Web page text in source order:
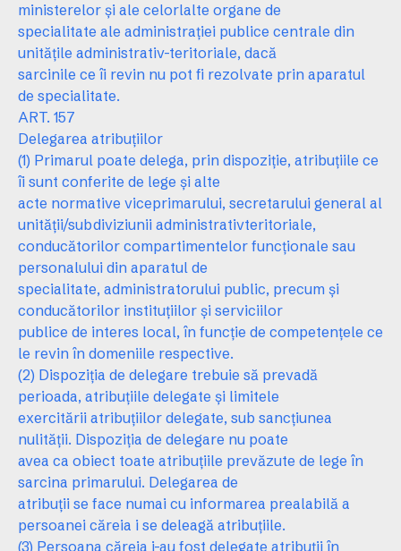
ministerelor şi ale celorlalte organe de
specialitate ale administraţiei publice centrale din
unităţile administrativ-teritoriale, dacă
sarcinile ce îi revin nu pot fi rezolvate prin aparatul
de specialitate.
ART. 157
Delegarea atribuţiilor
(1) Primarul poate delega, prin dispoziţie, atribuţiile ce
îi sunt conferite de lege şi alte
acte normative viceprimarului, secretarului general al
unităţii/subdiviziunii administrativteritoriale,
conducătorilor compartimentelor funcţionale sau
personalului din aparatul de
specialitate, administratorului public, precum şi
conducătorilor instituţiilor şi serviciilor
publice de interes local, în funcţie de competenţele ce
le revin în domeniile respective.
(2) Dispoziţia de delegare trebuie să prevadă
perioada, atribuţiile delegate şi limitele
exercitării atribuţiilor delegate, sub sancţiunea
nulităţii. Dispoziţia de delegare nu poate
avea ca obiect toate atribuţiile prevăzute de lege în
sarcina primarului. Delegarea de
atribuţii se face numai cu informarea prealabilă a
persoanei căreia i se deleagă atribuţiile.
(3) Persoana căreia i-au fost delegate atribuţii în